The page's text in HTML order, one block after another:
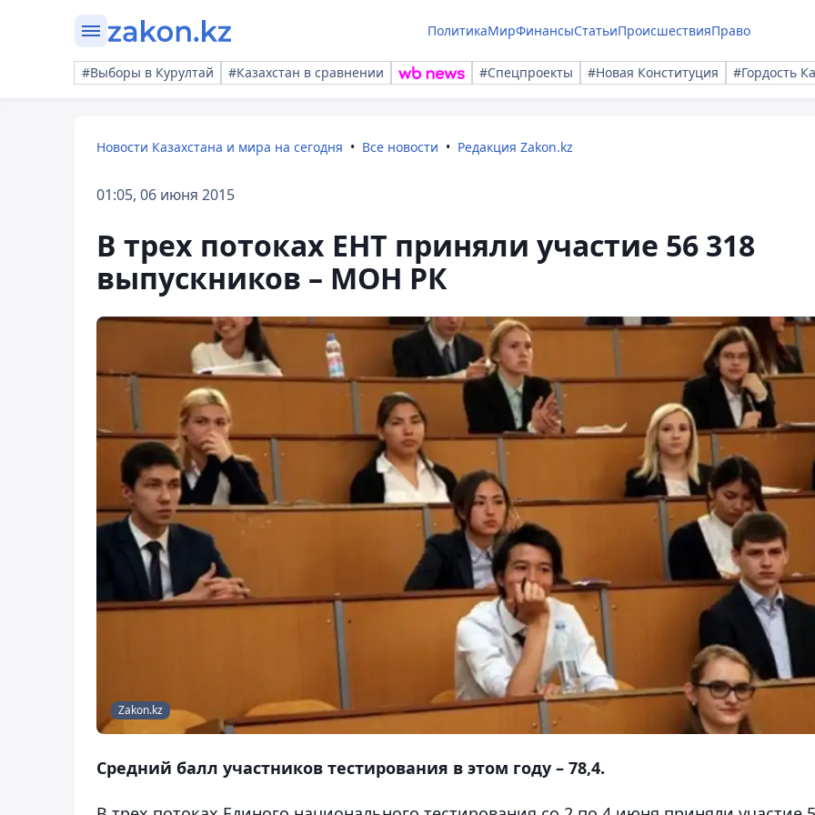
ПолитикаМирФинансыСтатьиПроисшествияПраво
#Выборы в Курултай #Казахстан в сравнении #Спецпроекты #Новая Конституция #Гордость
Новости Казахстана и мира на сегодня Все новости Редакция Zakon.kz
01:05, 06 июня 2015
В трех потоках ЕНТ приняли участие 56 318
выпускников – МОН РК
Zakon.kz
Средний балл участников тестирования в этом году – 78,4.